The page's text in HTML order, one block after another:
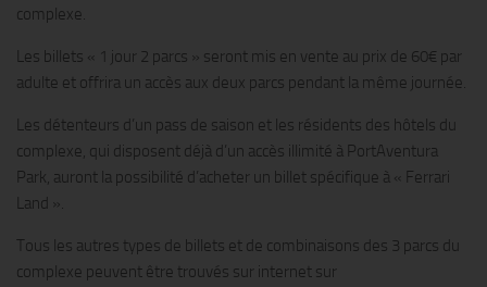
complexe.
Les billets « 1 jour 2 parcs » seront mis en vente au prix de 60€ par
adulte et offrira un accès aux deux parcs pendant la même journée.
Les détenteurs d’un pass de saison et les résidents des hôtels du
complexe, qui disposent déjà d’un accès illimité à PortAventura
Park, auront la possibilité d’acheter un billet spécifique à « Ferrari
Land ».
Tous les autres types de billets et de combinaisons des 3 parcs du
complexe peuvent être trouvés sur internet sur